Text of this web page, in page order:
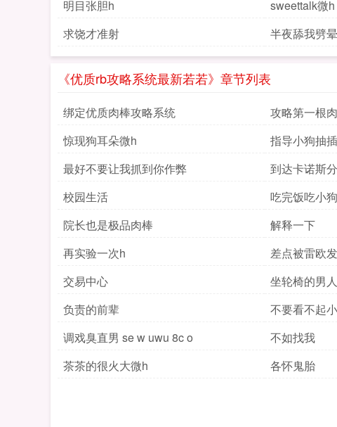
明目张胆h
sweettalk微h
求饶才准射
半夜舔我劈晕
《优质rb攻略系统最新若若》章节列表
绑定优质肉棒攻略系统 攻略第一根
惊现狗耳朵微h
指导小狗抽
最好不要让我抓到你作弊
到达卡诺斯
校园生活
吃完饭吃小狗
院长也是极品肉棒
解释一下
再实验一次h
差点被雷欧
交易中心
坐轮椅的男人
负责的前辈
不要看不起
调戏臭直男 se w uwu 8c o
不如找我
茶茶的很火大微h
各怀鬼胎